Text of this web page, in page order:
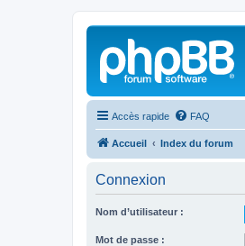
Accès rapide FAQ
Accueil Index du forum
Connexion
Nom d’utilisateur :
Mot de passe :